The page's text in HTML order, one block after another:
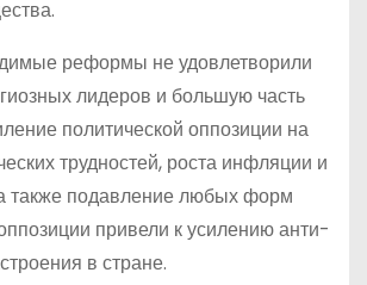
реформы не удовлетворили
лидеров и большую часть
политической оппозиции на
трудностей, роста инфляции и
также подавление любых форм
привели к усилению анти-
в стране.